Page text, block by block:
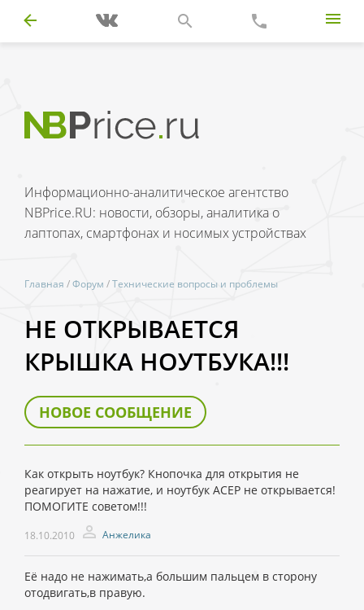
Информационно-аналитическое агентство
NBPrice.RU: новости, обзоры, аналитика о
лаптопах, смартфонах и носимых устройствах
Главная /Форум /Технические вопросы и проблемы
НЕ ОТКРЫВАЕТСЯ
КРЫШКА НОУТБУКА!!!
НОВОЕ СООБЩЕНИЕ
Как открыть ноутбук? Кнопочка для открытия не
реагирует на нажатие, и ноутбук АСЕР не открывается!
ПОМОГИТЕ советом!!!
18.10.2010 Анжелика
Её надо не нажимать,а большим пальцем в сторону
отодвигать,в правую.